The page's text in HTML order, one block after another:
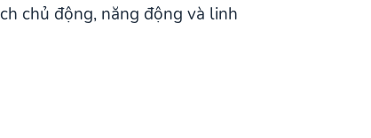
chủ động, năng động và linh